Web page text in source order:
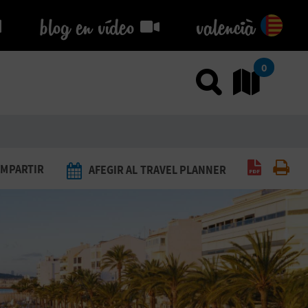
blog en vídeo
blog en vídeo valencià
Usar el
0
AFEGIR AL TRAVEL PLANNER Generar